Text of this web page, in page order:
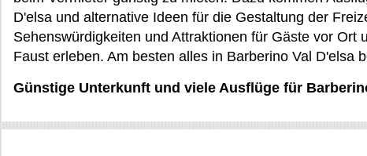
D'elsa und alternative Ideen für die Gestaltung der
Sehenswürdigkeiten und Attraktionen für Gäste vor Ort
Faust erleben. Am besten alles in Barberino Val D'elsa
Günstige Unterkunft und viele Ausflüge für